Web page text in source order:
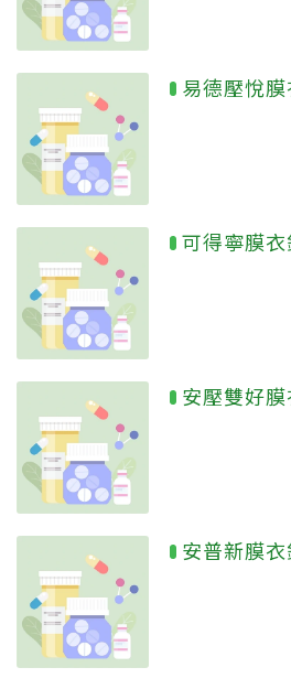
易德壓悅
可得寧膜
安壓雙好
安普新膜